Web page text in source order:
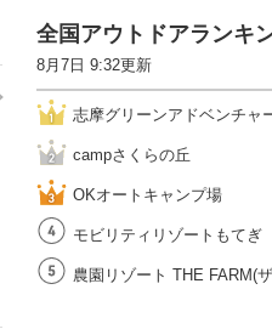
全国アウトドアランキ
8月7日 9:32更新
志摩グリーンアドベンチャ
campさくらの丘
OKオートキャンプ場
モビリティリゾートもてぎ
農園リゾート THE FARM(